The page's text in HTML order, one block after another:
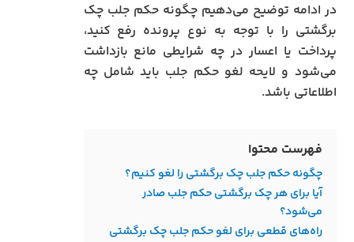
در ادامه توضیح می‌دهیم چگونه حکم جلب چک
برگشتی را با توجه به نوع پرونده رفع کنید،
پرداخت یا اعسار در چه شرایطی مانع بازداشت
می‌شود و لایحه لغو حکم جلب باید شامل چه
اطلاعاتی باشد.
فهرست محتوا
چگونه حکم جلب چک برگشتی را لغو کنیم؟
آیا برای هر چک برگشتی حکم جلب صادر
می‌شود؟
راه‌های قطعی برای لغو حکم جلب چک برگشتی